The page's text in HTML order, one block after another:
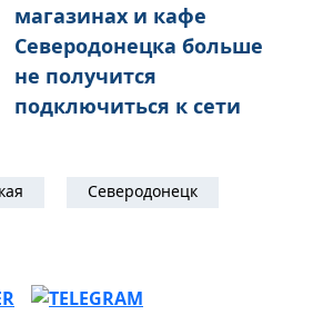
магазинах и кафе
Северодонецка больше
не получится
подключиться к сети
Северодонецк